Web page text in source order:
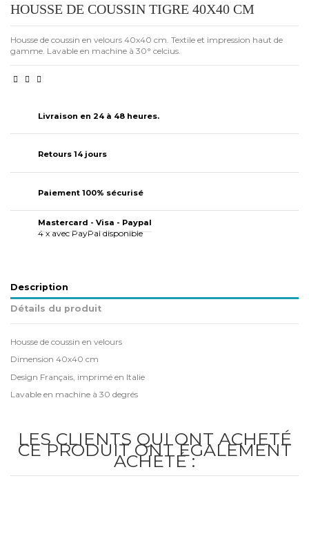
HOUSSE DE COUSSIN TIGRE 40X40 CM
Housse de coussin en velours 40x40 cm. Textile et impression haut de
gamme. Lavable en machine à 30° celcius.
Livraison en 24 à 48 heures.
Retours 14 jours
Paiement 100% sécurisé
Mastercard - Visa - Paypal
4 x avec PayPal disponible
Description
Détails du produit
Housse de coussin en velours
Dimension 40x40 cm
Design Français, imprimé en Italie
Lavable en machine à 30 degrés
LES CLIENTS QUI ONT ACHETÉ
CE PRODUIT ONT ÉGALEMENT
ACHETÉ :